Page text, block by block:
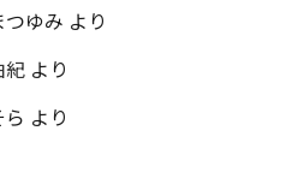
つゆみ より
紀 より
ら より